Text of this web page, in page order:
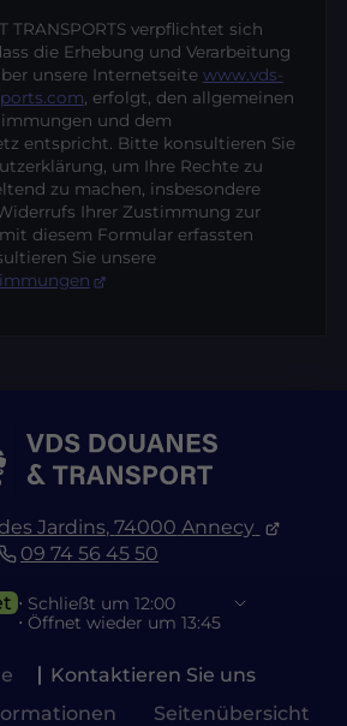
TRANSPORTS verpflichtet sich
die Erhebung und Verarbeitung
unsere Internetseite www.vds-
, erfolgt, den allgemeinen
und dem
entspricht. Bitte konsultieren Sie
um Ihre Rechte zu
zu machen, insbesondere
Ihrer Zustimmung zur
diesem Formular erfassten
Sie unsere
Jardins, 74000 Annecy
09 74 56 45 50
⋅ Schließt um 12:00
⋅ Öffnet wieder um 13:45
Kontaktieren Sie uns
Seitenübersicht